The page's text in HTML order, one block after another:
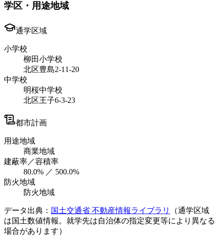
学区・用途地域
通学区域
小学校
柳田小学校
北区豊島2-11-20
中学校
明桜中学校
北区王子6-3-23
都市計画
用途地域
商業地域
建蔽率／容積率
80.0% ／ 500.0%
防火地域
防火地域
データ出典： 国土交通省 不動産情報ライブラリ
（通学区域
は国土数値情報。就学先は自治体の指定変更等により異なる
場合があります）